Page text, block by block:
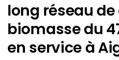
long réseau
biomasse du
en service à